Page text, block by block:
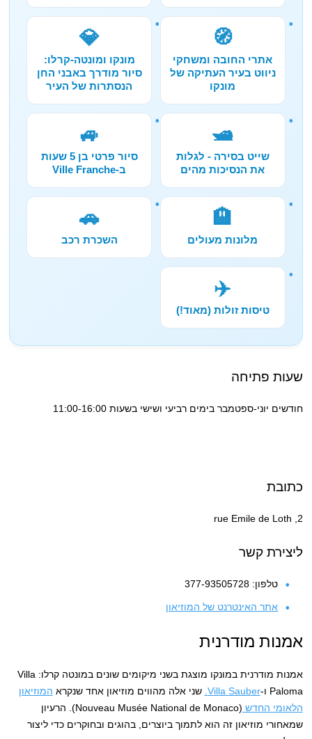
🧭
אתרי החובה ומשחקי
ניווט בעיר העתיקה של
מונקו
💎
מונקו ומונטה-קרלו:
סיור מודרך באבני החן
הנסתרות של העיר
🛥️
שייט בסירה - לגלות
את הנסיכות מהים
🚙
סיור פרטי בן 5 שעות
ב-Ville Franche
🏨
מלונות מעולים
🚗
השכרת רכב
✈️
טיסות זולות (מאוד!)
שעות פתיחה
חודשים יוני-ספטמבר בימים רביעי ושישי בשעות 11:00-16:00
כתובת
2, rue Emile de Loth
ליצירת קשר
טלפון: 377-93505728
אתר האינטרנט של המוזיאון
אמנות מודרנית
אמנות מודרנית במונקו מוצגת בשני מיקומים שונים במונטה קרלו: Villa
Paloma ו-
Villa Sauber. שני אלה מהווים מוזיאון אחד שנקרא המוזיאון
הלאומי החדש
(Nouveau Musée National de Monaco). הרעיון
שמאחורי מוזיאון זה הוא לתמוך ביוצרים, בהוגים ובחוקרים כדי ליצור